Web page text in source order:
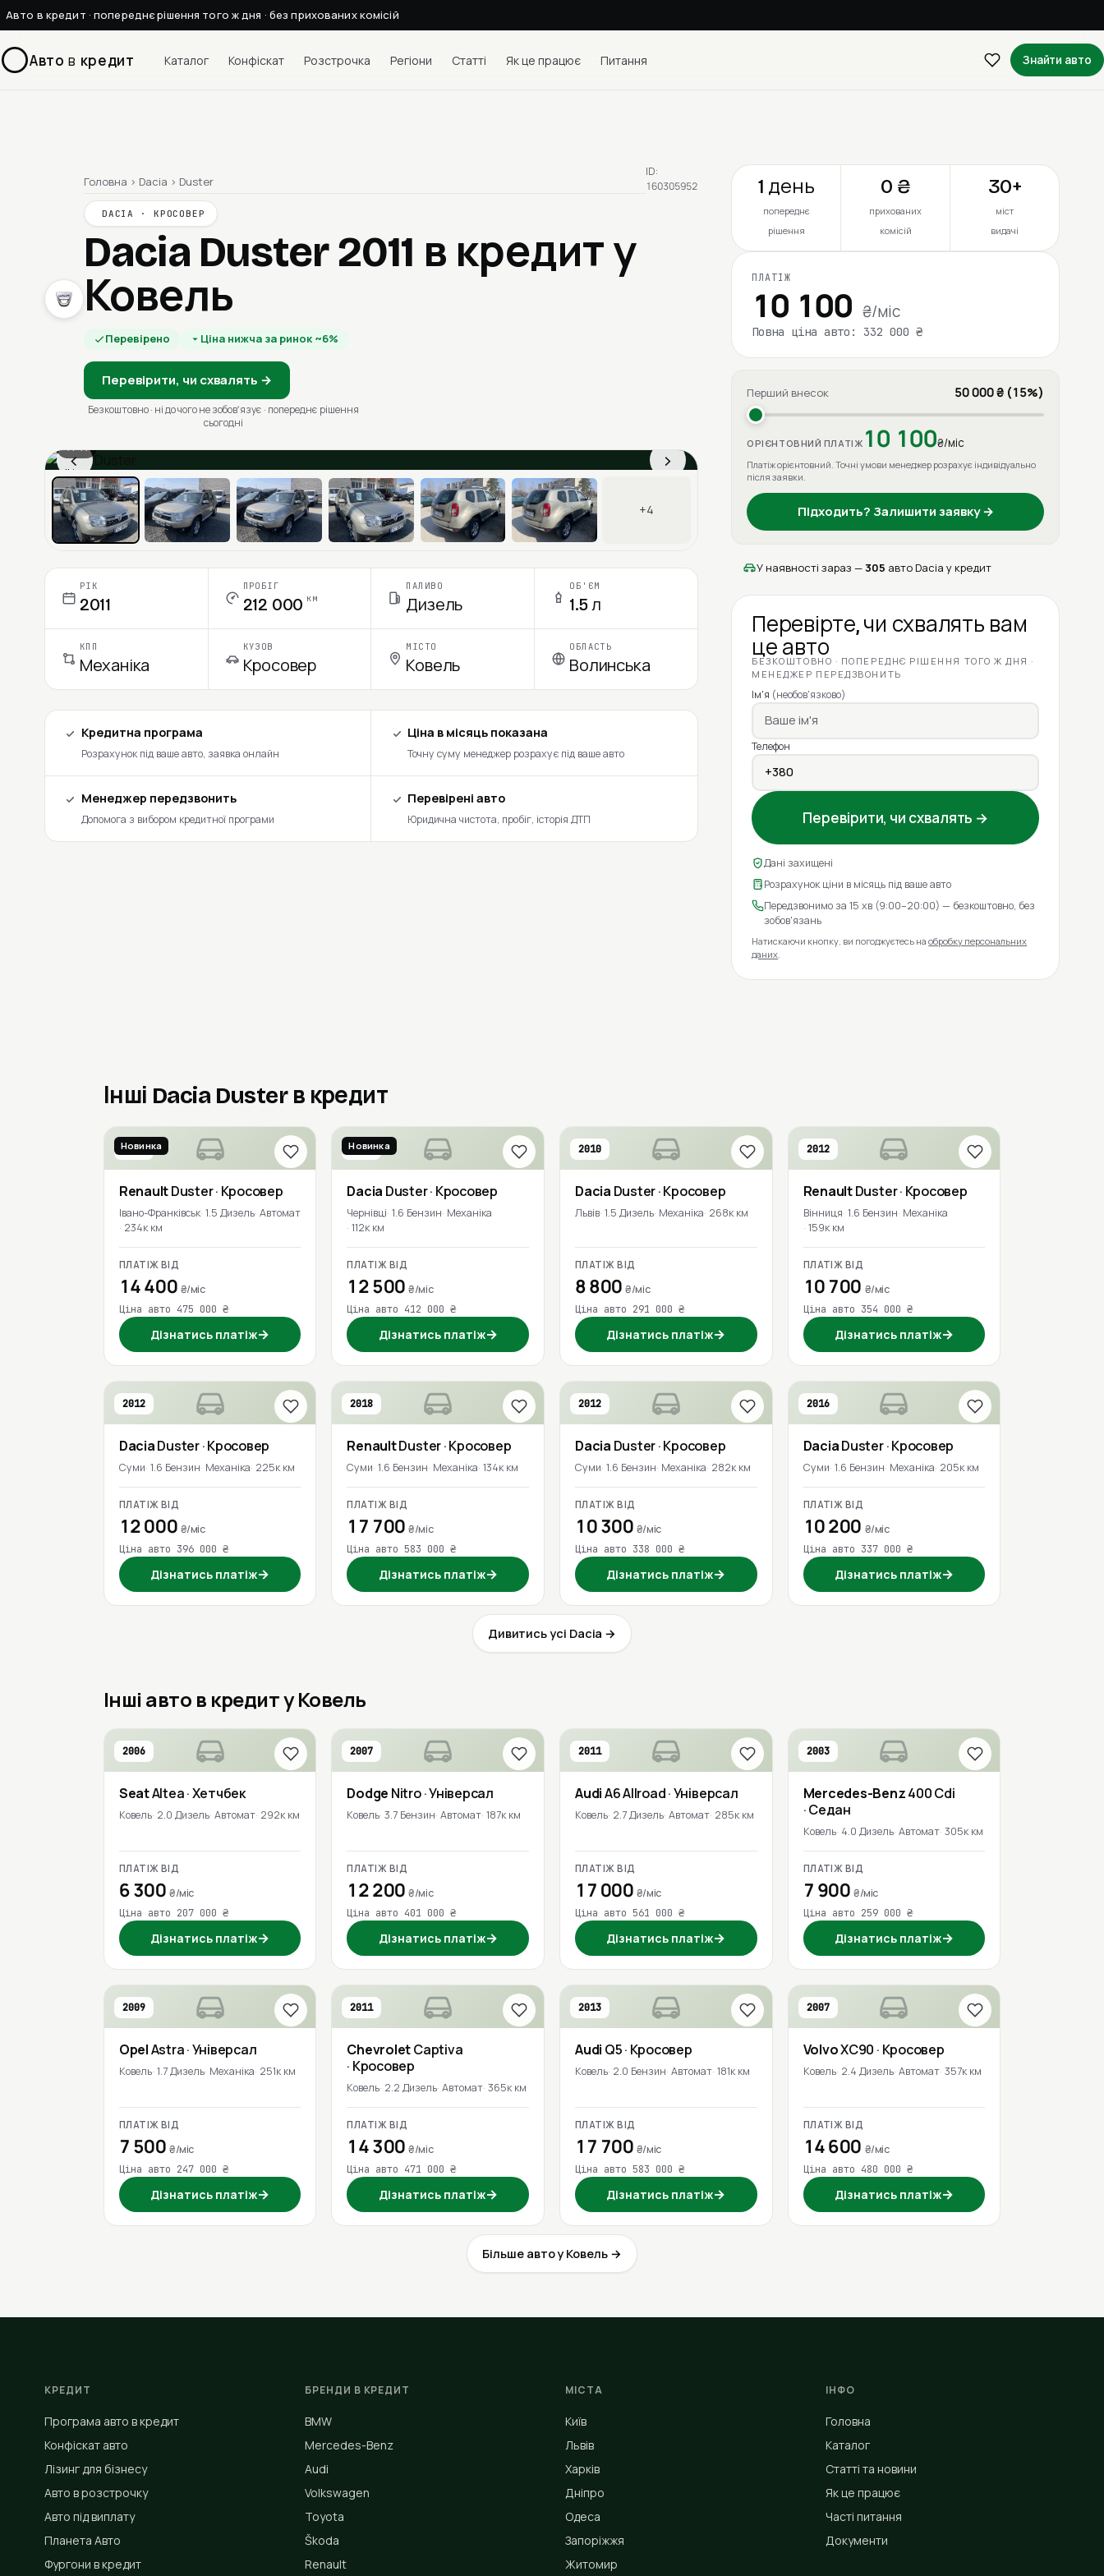
Авто в кредит · попереднє рішення того ж дня · без прихованих комісій
Авто в кредит Каталог Конфіскат Розстрочка Регіони Статті Як це працює Питання Знайти авто
Головна › Dacia › Duster
DACIA · КРОСОВЕР
Dacia Duster 2011 в кредит у
Ковель
Перевірено Ціна нижча за ринок ~6%
Перевірити, чи схвалять →
Безкоштовно · ні до чого не зобовʼязує · попереднє рішення
сьогодні
ID:
160305952
‹ ›
1 / 11
Ціна в місяць
+4
РІК
2011
ПРОБІГ
212 000 км
ПАЛИВО
Дизель
ОБ'ЄМ
1.5 л
КПП
Механіка
КУЗОВ
Кросовер
МІСТО
Ковель
ОБЛАСТЬ
Волинська
Кредитна програма
Розрахунок під ваше авто, заявка онлайн
Ціна в місяць показана
Точну суму менеджер розрахує під ваше авто
Менеджер передзвонить
Допомога з вибором кредитної програми
Перевірені авто
Юридична чистота, пробіг, історія ДТП
1 день
попереднє
рішення
0 ₴
прихованих
комісій
30+
міст
видачі
ПЛАТІЖ
10 100 ₴/міс
Повна ціна авто: 332 000 ₴
Перший внесок 50 000 ₴ (15%)
ОРІЄНТОВНИЙ ПЛАТІЖ 10 100₴/міс
Платіж орієнтовний. Точні умови менеджер розрахує індивідуально
після заявки.
Підходить? Залишити заявку →
У наявності зараз — 305 авто Dacia у кредит
Перевірте, чи схвалять вам
це авто
БЕЗКОШТОВНО · ПОПЕРЕДНЄ РІШЕННЯ ТОГО Ж ДНЯ ·
МЕНЕДЖЕР ПЕРЕДЗВОНИТЬ
Ім'я (необов'язково)
Телефон
Перевірити, чи схвалять →
Дані захищені
Розрахунок ціни в місяць під ваше авто
Передзвонимо за 15 хв (9:00–20:00) — безкоштовно, без
зобов'язань
Натискаючи кнопку, ви погоджуєтесь наобробку персональних
даних
Інші Dacia Duster в кредит
2018
Новинка
RenaultDuster· Кросовер
Івано-Франківськ 1.5 Дизель Автомат
234к км
ПЛАТІЖ ВІД
14 400 ₴/міс
Ціна авто 475 000 ₴
Дізнатись платіж→
2016
Новинка
Dacia Duster· Кросовер
Чернівці 1.6 Бензин Механіка
112к км
ПЛАТІЖ ВІД
12 500₴/міс
Ціна авто 412 000 ₴
Дізнатись платіж→
2010
Dacia Duster· Кросовер
Львів 1.5 Дизель Механіка 268к км
ПЛАТІЖ ВІД
8 800₴/міс
Ціна авто 291 000 ₴
Дізнатись платіж→
2012
RenaultDuster· Кросовер
Вінниця 1.6 Бензин Механіка
159к км
ПЛАТІЖ ВІД
10 700 ₴/міс
Ціна авто 354 000 ₴
Дізнатись платіж→
2012
DaciaDuster· Кросовер
Суми 1.6 Бензин Механіка 225к км
ПЛАТІЖ ВІД
12 000 ₴/міс
Ціна авто 396 000 ₴
Дізнатись платіж→
2018
RenaultDuster· Кросовер
Суми 1.6 Бензин Механіка 134к км
ПЛАТІЖ ВІД
17 700₴/міс
Ціна авто 583 000 ₴
Дізнатись платіж→
2012
Dacia Duster· Кросовер
Суми 1.6 Бензин Механіка 282к км
ПЛАТІЖ ВІД
10 300 ₴/міс
Ціна авто 338 000 ₴
Дізнатись платіж→
2016
DaciaDuster· Кросовер
Суми 1.6 Бензин Механіка 205к км
ПЛАТІЖ ВІД
10 200 ₴/міс
Ціна авто 337 000 ₴
Дізнатись платіж→
Дивитись усі Dacia →
Інші авто в кредит у Ковель
2006
SeatAltea· Хетчбек
Ковель 2.0 Дизель Автомат 292к км
ПЛАТІЖ ВІД
6 300₴/міс
Ціна авто 207 000 ₴
Дізнатись платіж→
2007
Dodge Nitro· Універсал
Ковель 3.7 Бензин Автомат 187к км
ПЛАТІЖ ВІД
12 200₴/міс
Ціна авто 401 000 ₴
Дізнатись платіж→
2011
AudiA6 Allroad· Універсал
Ковель 2.7 Дизель Автомат 285к км
ПЛАТІЖ ВІД
17 000 ₴/міс
Ціна авто 561 000 ₴
Дізнатись платіж→
2003
Mercedes-Benz400 Cdi
· Седан
Ковель 4.0 Дизель Автомат 305к км
ПЛАТІЖ ВІД
7 900 ₴/міс
Ціна авто 259 000 ₴
Дізнатись платіж→
2009
OpelAstra· Універсал
Ковель 1.7 Дизель Механіка 251к км
ПЛАТІЖ ВІД
7 500₴/міс
Ціна авто 247 000 ₴
Дізнатись платіж→
2011
ChevroletCaptiva
· Кросовер
Ковель 2.2 Дизель Автомат 365к км
ПЛАТІЖ ВІД
14 300₴/міс
Ціна авто 471 000 ₴
Дізнатись платіж→
2013
Audi Q5· Кросовер
Ковель 2.0 Бензин Автомат 181к км
ПЛАТІЖ ВІД
17 700 ₴/міс
Ціна авто 583 000 ₴
Дізнатись платіж→
2007
VolvoXC90 · Кросовер
Ковель 2.4 Дизель Автомат 357к км
ПЛАТІЖ ВІД
14 600 ₴/міс
Ціна авто 480 000 ₴
Дізнатись платіж→
Більше авто у Ковель →
КРЕДИТ
Програма авто в кредит
Конфіскат авто
Лізинг для бізнесу
Авто в розстрочку
Авто під виплату
Планета Авто
Фургони в кредит
БРЕНДИ В КРЕДИТ
BMW
Mercedes-Benz
Audi
Volkswagen
Toyota
Škoda
Renault
МІСТА
Київ
Львів
Харків
Дніпро
Одеса
Запоріжжя
Житомир
ІНФО
Головна
Каталог
Статті та новини
Як це працює
Часті питання
Документи